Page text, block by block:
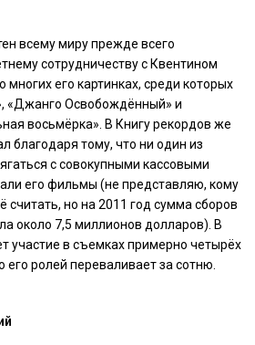
всему миру прежде всего
сотрудничеству с Квентином
многих его картинках, среди которых
«Джанго Освобождённый» и
восьмёрка». В Книгу рекордов же
благодаря тому, что ни один из
с совокупными кассовыми
его фильмы (не представляю, кому
считать, но на 2011 год сумма сборов
около 7,5 миллионов долларов). В
участие в съемках примерно четырёх
его ролей переваливает за сотню.